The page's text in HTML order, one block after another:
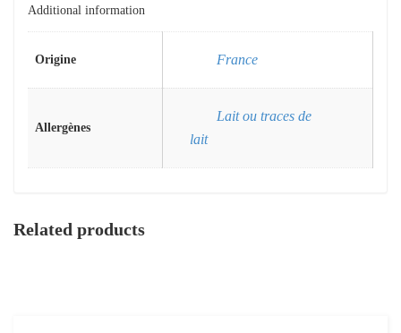
Additional information
Origine France
Allergènes
Lait ou traces de
lait
Related products